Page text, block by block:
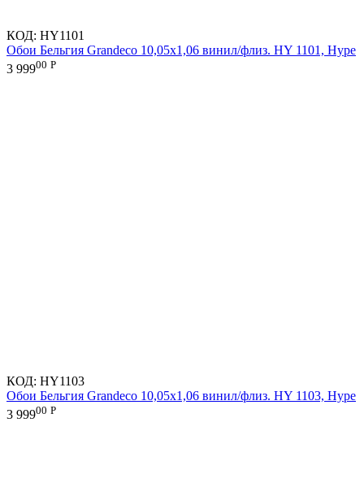
КОД: HY1101
Обои Бельгия Grandeco 10,05х1,06 винил/флиз. HY 1101, Hype
3 99900 Р
КОД: HY1103
Обои Бельгия Grandeco 10,05х1,06 винил/флиз. HY 1103, Hype
3 99900 Р